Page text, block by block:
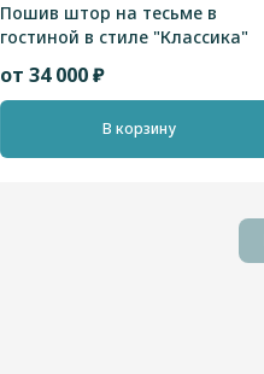
Пошив штор на тесьме в
гостиной в стиле "Классика"
от 34 000 ₽
В корзину